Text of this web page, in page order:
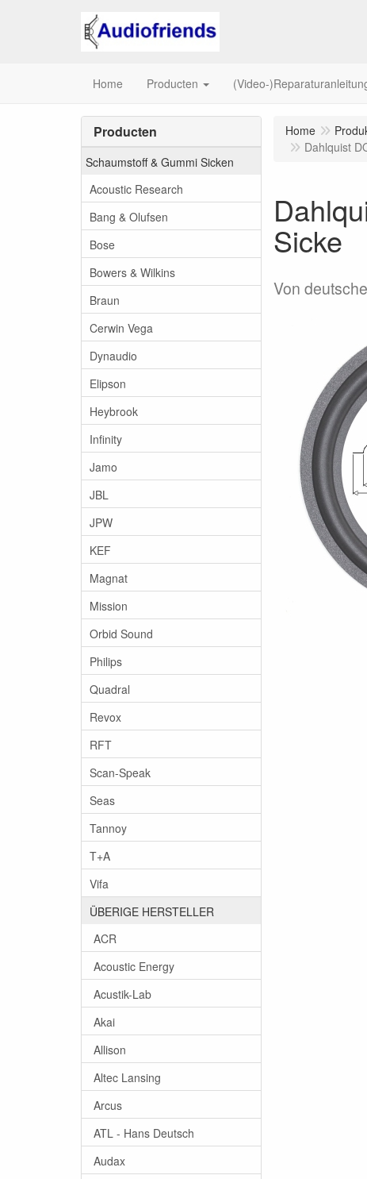
Home Producten (Video-
Producten
Schaumstoff & Gummi Sicken
Acoustic Research
Bang & Olufsen
Bose
Bowers & Wilkins
Braun
Cerwin Vega
Dynaudio
Elipson
Heybrook
Infinity
Jamo
JBL
JPW
KEF
Magnat
Mission
Orbid Sound
Philips
Quadral
Revox
RFT
Scan-Speak
Seas
Tannoy
T+A
Vifa
ÜBERIGE HERSTELLER
ACR
Acoustic Energy
Acustik-Lab
Akai
Allison
Altec Lansing
Arcus
ATL - Hans Deutsch
Audax
Home
Dahlquist
Sicke
Von